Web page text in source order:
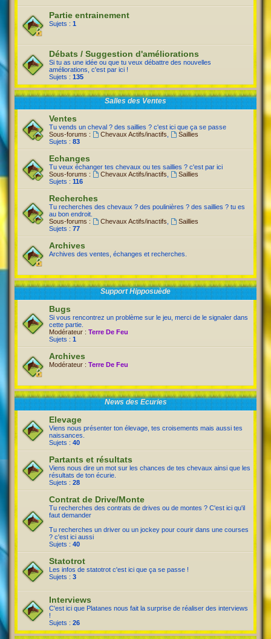
Partie entrainement
Sujets : 1
Débats / Suggestion d'améliorations
Si tu as une idée ou que tu veux débattre des nouvelles
améliorations, c'est par ici !
Sujets : 135
Salles des Ventes
Ventes
Tu vends un cheval ? des saillies ? c'est ici que ça se passe
Sous-forums :
Chevaux Actifs/inactifs
Saillies
Sujets : 83
Echanges
Tu veux échanger tes chevaux ou tes saillies ? c'est par ici
Sous-forums :
Chevaux Actifs/inactifs
Saillies
Sujets : 116
Recherches
Tu recherches des chevaux ? des poulinières ? des saillies ? tu es
au bon endroit.
Sous-forums :
Chevaux Actifs/inactifs
Saillies
Sujets : 77
Archives
Archives des ventes, échanges et recherches.
Support Hipposuède
Bugs
Si vous rencontrez un problème sur le jeu, merci de le signaler dans
cette partie.
Modérateur : Terre De Feu
Sujets : 1
Archives
Modérateur : Terre De Feu
News des Ecuries
Elevage
Viens nous présenter ton élevage, tes croisements mais aussi tes
naissances.
Sujets : 40
Partants et résultats
Viens nous dire un mot sur les chances de tes chevaux ainsi que les
résultats de ton écurie.
Sujets : 28
Contrat de Drive/Monte
Tu recherches des contrats de drives ou de montes ? C'est ici qu'il
faut demander
Tu recherches un driver ou un jockey pour courir dans une courses
? c'est ici aussi
Sujets : 40
Statotrot
Les infos de statotrot c'est ici que ça se passe !
Sujets : 3
Interviews
C'est ici que Platanes nous fait la surprise de réaliser des interviews
!
Sujets : 26